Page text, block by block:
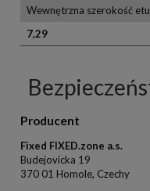
Wewnętrzna szerokość
7,29
Producent
Fixed FIXED.zone a.s.
Budejovicka 19
370 01 Homole, Czechy